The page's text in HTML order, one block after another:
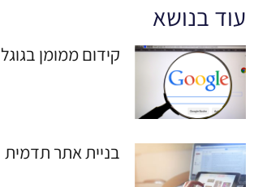
עוד בנושא
קידום ממומן בגוגל
בניית אתר תדמית